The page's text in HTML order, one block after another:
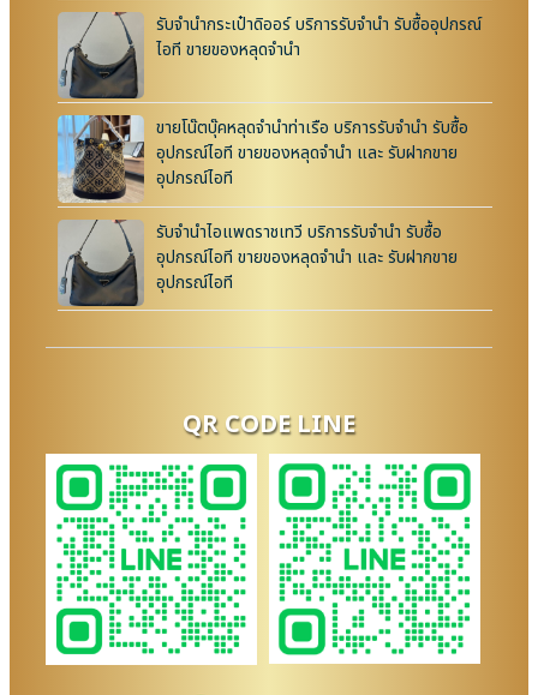
รับจำนำกระเป๋าดิออร์ บริการรับจำนำ รับซื้ออุปกรณ์
ไอที ขายของหลุดจำนำ
ขายโน๊ตบุ๊คหลุดจำนำท่าเรือ บริการรับจำนำ รับซื้อ
อุปกรณ์ไอที ขายของหลุดจำนำ และ รับฝากขาย
อุปกรณ์ไอที
รับจำนำไอแพดราชเทวี บริการรับจำนำ รับซื้อ
อุปกรณ์ไอที ขายของหลุดจำนำ และ รับฝากขาย
อุปกรณ์ไอที
QR CODE LINE